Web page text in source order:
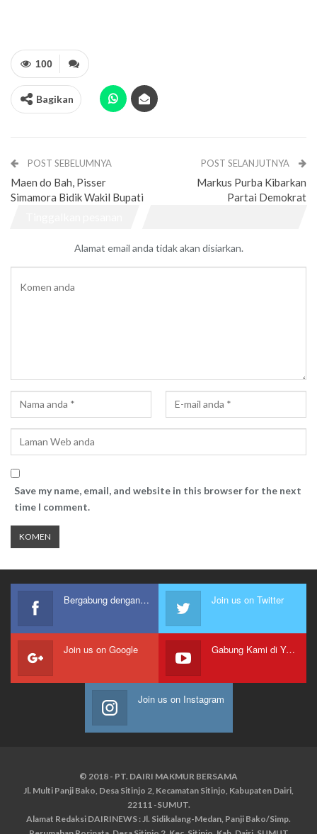
100
Bagikan
POST SEBELUMNYA
Maen do Bah, Pisser
Simamora Bidik Wakil Bupati
POST SELANJUTNYA
Markus Purba Kibarkan
Partai Demokrat
Alamat email anda tidak akan disiarkan.
Save my name, email, and website in this browser for the next
time I comment.
Bergabung dengan kami Join us on Twitter
Join us on Google Gabung Kami di Youtube
Join us on Instagram
© 2018 - PT. DAIRI MAKMUR BERSAMA
Jl. Multi Panji Bako, Desa Sitinjo 2, Kecamatan Sitinjo, Kabupaten Dairi,
22111 -SUMUT.
Alamat Redaksi DAIRINEWS : Jl. Sidikalang-Medan, Panji Bako/Simp.